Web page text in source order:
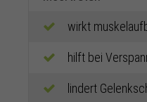
wirkt
hilft bei
lindert